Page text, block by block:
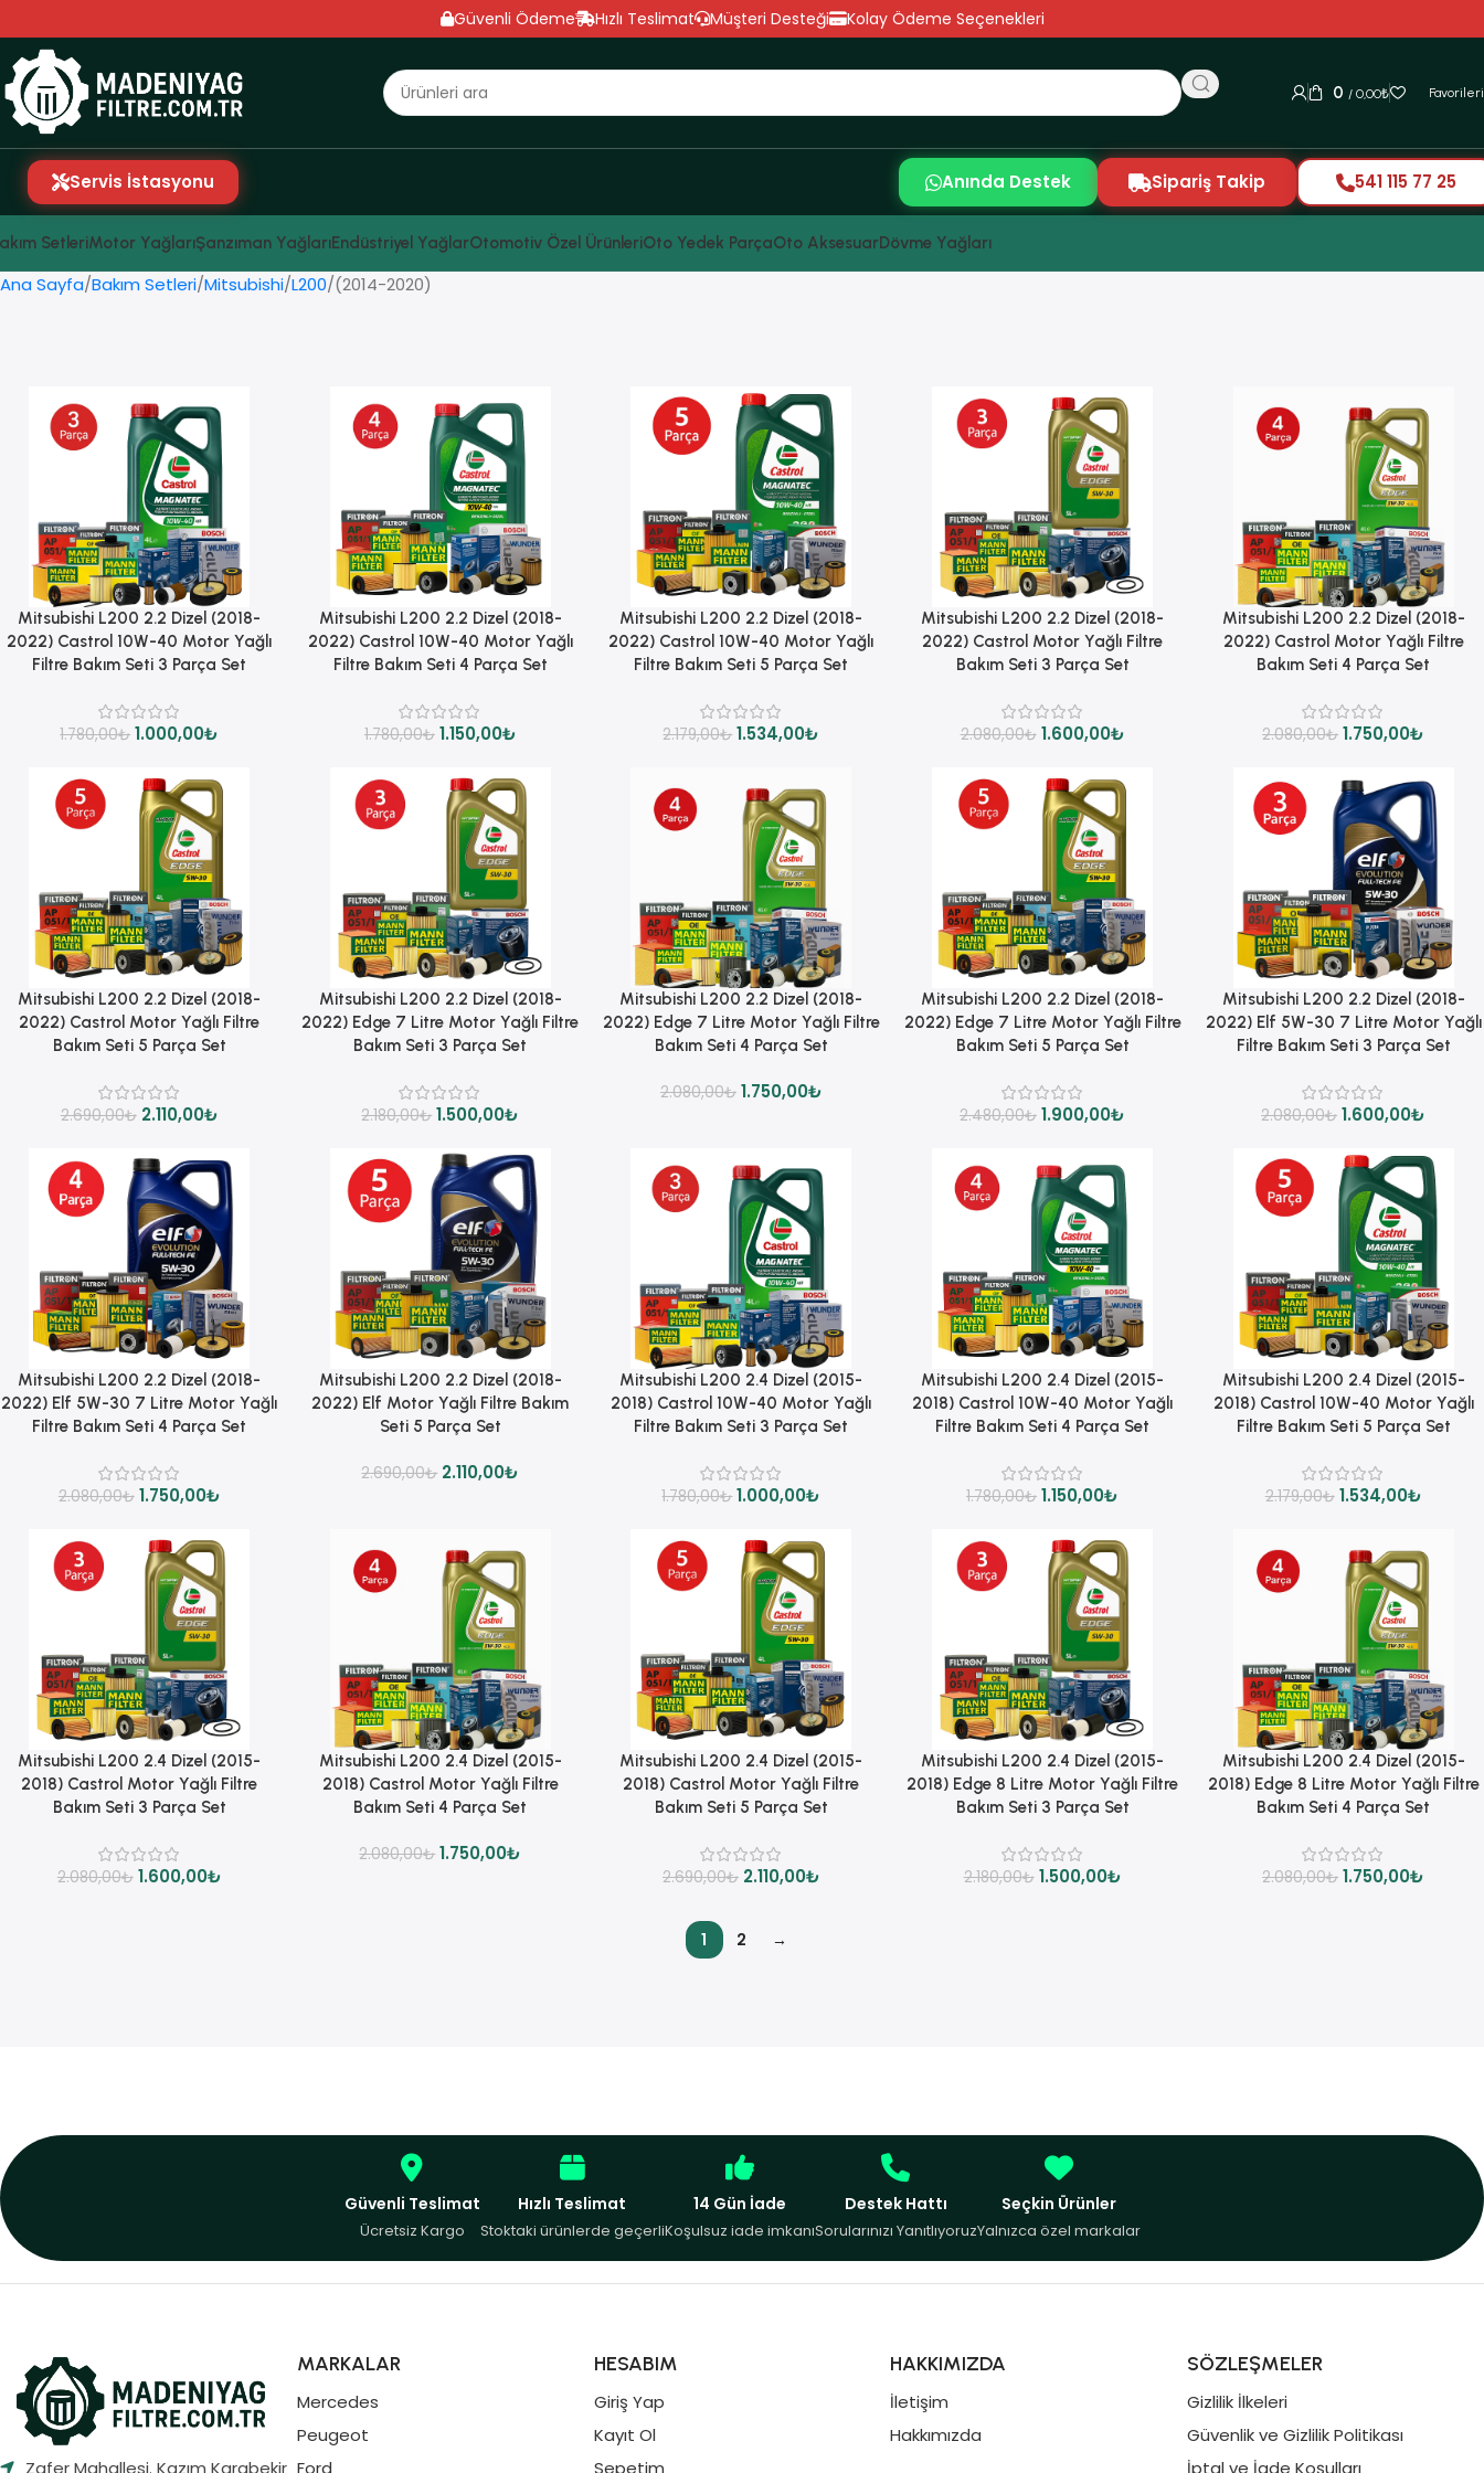
Güvenli Ödeme Hızlı Teslimat Müşteri Desteği Kolay Ödeme Seçenekleri
0 / 0,00₺
Servis İstasyonu Anında Destek Sipariş Takip 541 115 77 25
SetleriMotor YağlarıŞanzıman YağlarıEndüstriyel YağlarOtomotiv Özel ÜrünleriOto Yedek ParçaOto AksesuarDövme Yağları
Ana Sayfa Bakım Setleri Mitsubishi L200 (2014-2020)
Sepete Ekle
Mitsubishi L200 2.2 Dizel (2018-
2022) Castrol 10W-40 Motor Yağlı
Filtre Bakım Seti 3 Parça Set
1.780,00₺ 1.000,00₺
Sepete Ekle
Mitsubishi L200 2.2 Dizel (2018-
2022) Castrol 10W-40 Motor Yağlı
Filtre Bakım Seti 4 Parça Set
1.780,00₺ 1.150,00₺
Sepete Ekle
Mitsubishi L200 2.2 Dizel (2018-
2022) Castrol 10W-40 Motor Yağlı
Filtre Bakım Seti 5 Parça Set
2.179,00₺ 1.534,00₺
Sepete Ekle
Mitsubishi L200 2.2 Dizel (2018-
2022) Castrol Motor Yağlı Filtre
Bakım Seti 3 Parça Set
2.080,00₺ 1.600,00₺
Sepete Ekle
Mitsubishi L200 2.2 Dizel (2018-
2022) Castrol Motor Yağlı Filtre
Bakım Seti 4 Parça Set
2.080,00₺ 1.750,00₺
Sepete Ekle
Mitsubishi L200 2.2 Dizel (2018-
2022) Castrol Motor Yağlı Filtre
Bakım Seti 5 Parça Set
2.690,00₺ 2.110,00₺
Sepete Ekle
Mitsubishi L200 2.2 Dizel (2018-
2022) Edge 7 Litre Motor Yağlı Filtre
Bakım Seti 3 Parça Set
2.180,00₺ 1.500,00₺
Sepete Ekle
Mitsubishi L200 2.2 Dizel (2018-
2022) Edge 7 Litre Motor Yağlı Filtre
Bakım Seti 4 Parça Set
2.080,00₺ 1.750,00₺
Sepete Ekle
Mitsubishi L200 2.2 Dizel (2018-
2022) Edge 7 Litre Motor Yağlı Filtre
Bakım Seti 5 Parça Set
2.480,00₺ 1.900,00₺
Sepete Ekle
Mitsubishi L200 2.2 Dizel (2018-
2022) Elf 5W-30 7 Litre Motor Yağlı
Filtre Bakım Seti 3 Parça Set
2.080,00₺ 1.600,00₺
Sepete Ekle
Mitsubishi L200 2.2 Dizel (2018-
2022) Elf 5W-30 7 Litre Motor Yağlı
Filtre Bakım Seti 4 Parça Set
2.080,00₺ 1.750,00₺
Sepete Ekle
Mitsubishi L200 2.2 Dizel (2018-
2022) Elf Motor Yağlı Filtre Bakım
Seti 5 Parça Set
2.690,00₺ 2.110,00₺
Sepete Ekle
Mitsubishi L200 2.4 Dizel (2015-
2018) Castrol 10W-40 Motor Yağlı
Filtre Bakım Seti 3 Parça Set
1.780,00₺ 1.000,00₺
Sepete Ekle
Mitsubishi L200 2.4 Dizel (2015-
2018) Castrol 10W-40 Motor Yağlı
Filtre Bakım Seti 4 Parça Set
1.780,00₺ 1.150,00₺
Sepete Ekle
Mitsubishi L200 2.4 Dizel (2015-
2018) Castrol 10W-40 Motor Yağlı
Filtre Bakım Seti 5 Parça Set
2.179,00₺ 1.534,00₺
Sepete Ekle
Mitsubishi L200 2.4 Dizel (2015-
2018) Castrol Motor Yağlı Filtre
Bakım Seti 3 Parça Set
2.080,00₺ 1.600,00₺
Sepete Ekle
Mitsubishi L200 2.4 Dizel (2015-
2018) Castrol Motor Yağlı Filtre
Bakım Seti 4 Parça Set
2.080,00₺ 1.750,00₺
Sepete Ekle
Mitsubishi L200 2.4 Dizel (2015-
2018) Castrol Motor Yağlı Filtre
Bakım Seti 5 Parça Set
2.690,00₺ 2.110,00₺
Sepete Ekle
Mitsubishi L200 2.4 Dizel (2015-
2018) Edge 8 Litre Motor Yağlı Filtre
Bakım Seti 3 Parça Set
2.180,00₺ 1.500,00₺
Sepete Ekle
Mitsubishi L200 2.4 Dizel (2015-
2018) Edge 8 Litre Motor Yağlı Filtre
Bakım Seti 4 Parça Set
2.080,00₺ 1.750,00₺
1 2 →
Güvenli Teslimat
Ücretsiz Kargo
Hızlı Teslimat
Stoktaki ürünlerde geçerli
14 Gün İade
Koşulsuz iade imkanı
Destek Hattı
Sorularınızı Yanıtlıyoruz
Seçkin Ürünler
Yalnızca özel markalar
Zafer Mahallesi. Kazım Karabekir
MARKALAR
Mercedes
Peugeot
Ford
HESABIM
Giriş Yap
Kayıt Ol
Sepetim
HAKKIMIZDA
İletişim
Hakkımızda
SÖZLEŞMELER
Gizlilik İlkeleri
Güvenlik ve Gizlilik Politikası
İptal ve İade Koşulları